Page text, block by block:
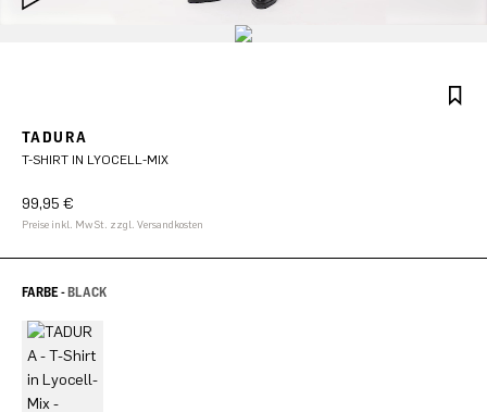
TADURA
T-SHIRT IN LYOCELL-MIX
99,95 €
Preise inkl. MwSt. zzgl. Versandkosten
FARBE -BLACK